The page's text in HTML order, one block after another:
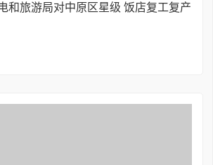
和旅游局对中原区星级 饭店复工复产